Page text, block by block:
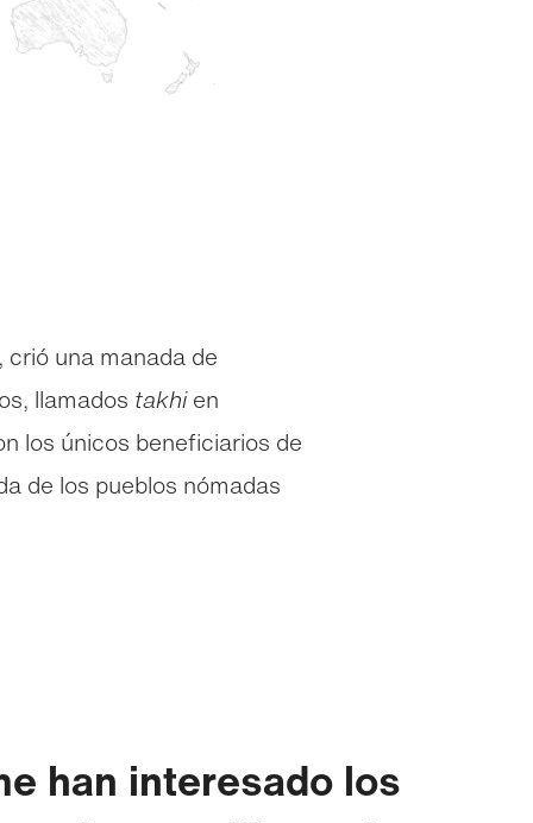
una manada de
llamados takhien
los únicos beneficiarios de
de los pueblos nómadas
han interesado los